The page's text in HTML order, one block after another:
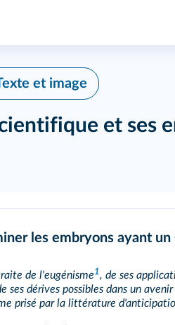
et image
et ses
les embryons ayant
de l'eugénisme1, de ses
ses dérives possibles dans un
prisé par la littérature